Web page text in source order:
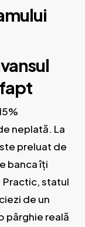
neplată. La
preluat de
banca îți
Practic, statul
de un
pârghie reală